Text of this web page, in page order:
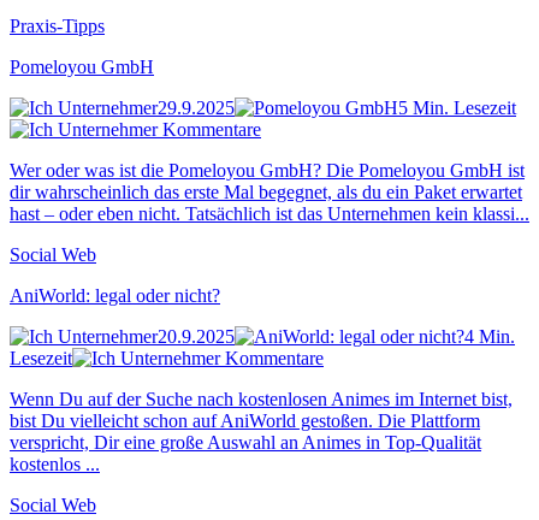
Praxis-Tipps
Pomeloyou GmbH
29.9.2025
5 Min. Lesezeit
Kommentare
Wer oder was ist die Pomeloyou GmbH? Die Pomeloyou GmbH ist
dir wahrscheinlich das erste Mal begegnet, als du ein Paket erwartet
hast – oder eben nicht. Tatsächlich ist das Unternehmen kein klassi...
Social Web
AniWorld: legal oder nicht?
20.9.2025
4 Min.
Lesezeit
Kommentare
Wenn Du auf der Suche nach kostenlosen Animes im Internet bist,
bist Du vielleicht schon auf AniWorld gestoßen. Die Plattform
verspricht, Dir eine große Auswahl an Animes in Top-Qualität
kostenlos ...
Social Web